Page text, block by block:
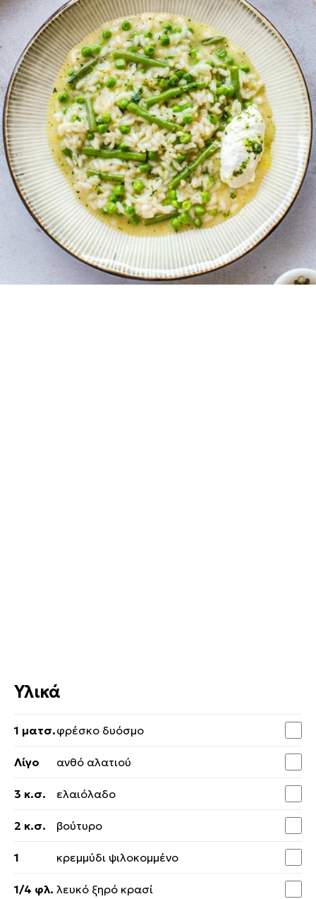
Εύκολο ριζότο με φασολάκια,
αρακά και δυόσμο
Εύκολο ριζότο με λαχανικά, αρωματικό καλοκαιρινό
με φασολάκια, αρακά και δυόσμο.
Εύκολη 0:30
4 10 λεπτά 20 λεπτά
Υλικά
1 ματσ.φρέσκο δυόσμο
Λίγο ανθό αλατιού
3 κ.σ. ελαιόλαδο
2 κ.σ. βούτυρο
1 κρεμμύδι ψιλοκομμένο
1/4 φλ. λευκό ξηρό κρασί